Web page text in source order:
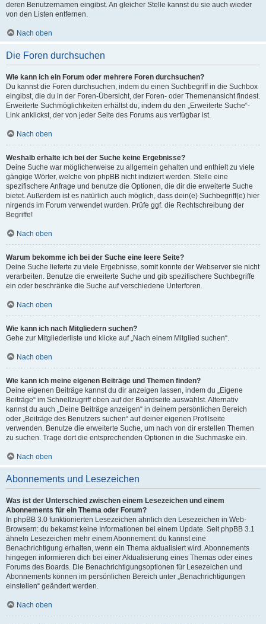
deren Benutzernamen eingibst. An gleicher Stelle kannst du sie auch wieder
von den Listen entfernen.
Nach oben
Die Foren durchsuchen
Wie kann ich ein Forum oder mehrere Foren durchsuchen?
Du kannst die Foren durchsuchen, indem du einen Suchbegriff in die Suchbox
eingibst, die du in der Foren-Übersicht, der Foren- oder Themenansicht findest.
Erweiterte Suchmöglichkeiten erhältst du, indem du den „Erweiterte Suche“-
Link anklickst, der von jeder Seite des Forums aus verfügbar ist.
Nach oben
Weshalb erhalte ich bei der Suche keine Ergebnisse?
Deine Suche war möglicherweise zu allgemein gehalten und enthielt zu viele
gängige Wörter, welche von phpBB nicht indiziert werden. Stelle eine
spezifischere Anfrage und benutze die Optionen, die dir die erweiterte Suche
bietet. Außerdem ist es natürlich auch möglich, dass dein(e) Suchbegriff(e) hier
nirgends im Forum verwendet wurden. Prüfe ggf. die Rechtschreibung der
Begriffe!
Nach oben
Warum bekomme ich bei der Suche eine leere Seite?
Deine Suche lieferte zu viele Ergebnisse, somit konnte der Webserver sie nicht
verarbeiten. Benutze die erweiterte Suche und gib spezifischere Suchbegriffe
ein oder beschränke die Suche auf verschiedene Unterforen.
Nach oben
Wie kann ich nach Mitgliedern suchen?
Gehe zur Mitgliederliste und klicke auf „Nach einem Mitglied suchen“.
Nach oben
Wie kann ich meine eigenen Beiträge und Themen finden?
Deine eigenen Beiträge kannst du dir anzeigen lassen, indem du „Eigene
Beiträge“ im Schnellzugriff oben auf der Boardseite auswählst. Alternativ
kannst du auch „Deine Beiträge anzeigen“ in deinem persönlichen Bereich
oder „Beiträge des Benutzers suchen“ auf deiner eigenen Profilseite
verwenden. Benutze die erweiterte Suche, um nach von dir erstellen Themen
zu suchen. Trage dort die entsprechenden Optionen in die Suchmaske ein.
Nach oben
Abonnements und Lesezeichen
Was ist der Unterschied zwischen einem Lesezeichen und einem
Abonnements für ein Thema oder Forum?
In phpBB 3.0 funktionierten Lesezeichen ähnlich den Lesezeichen in Web-
Browsern: du bekamst keine Informationen bei einem Update. Seit phpBB 3.1
ähneln Lesezeichen mehr einem Abonnement: du kannst eine
Benachrichtigung erhalten, wenn ein Thema aktualisiert wird. Abonnements
hingegen informieren dich bei einer Aktualisierung eines Themas oder eines
Forums des Boards. Die Benachrichtigungsoptionen für Lesezeichen und
Abonnements können im persönlichen Bereich unter „Benachrichtigungen
einstellen“ geändert werden.
Nach oben